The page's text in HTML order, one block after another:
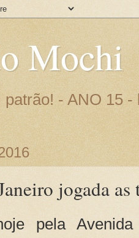
Mochi
patrão! - ANO 15
jogada as
pela